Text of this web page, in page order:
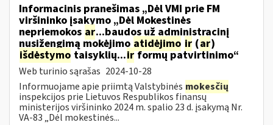
Informacinis pranešimas „Dėl VMI prie FM
viršininko įsakymo „Dėl Mokestinės
nepriemokos ar...baudos už administracinį
nusižengimą mokėjimo atidėjimo ir (ar)
išdėstymo taisyklių...irformų patvirtinimo“
Web turinio sąrašas 2024-10-28
Informuojame apie priimtą Valstybinės mokesčių
inspekcijos prie Lietuvos Respublikos finansų
ministerijos viršininko 2024 m. spalio 23 d. įsakymą Nr.
VA-83 „Dėl mokestinės...